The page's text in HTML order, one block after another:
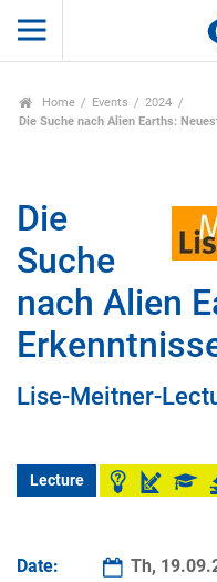
Home Events
2024
Die Suche nach Alien Earths:
Die
Suche
nach Alien
Lise-Meitner-
Lecture
Date: Th,